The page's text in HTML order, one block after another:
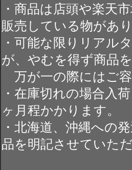
・商品は店頭や楽天
販売している物があ
・可能な限りリアル
が、やむを得ず商品
万が一の際にはご
・在庫切れの場合入
ヶ月程かかります。
・北海道、沖縄への
品を明記させていた